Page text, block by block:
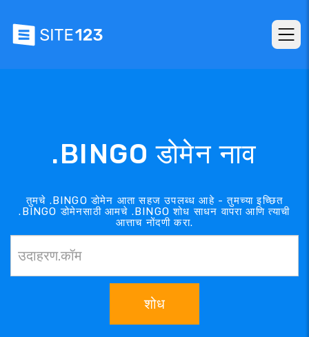
.BINGO डोमेन नाव
तुमचे .BINGO डोमेन आता सहज उपलब्ध आहे - तुमच्या इच्छित
.BINGO डोमेनसाठी आमचे .BINGO शोध साधन वापरा आणि त्याची
आत्ताच नोंदणी करा.
शोध